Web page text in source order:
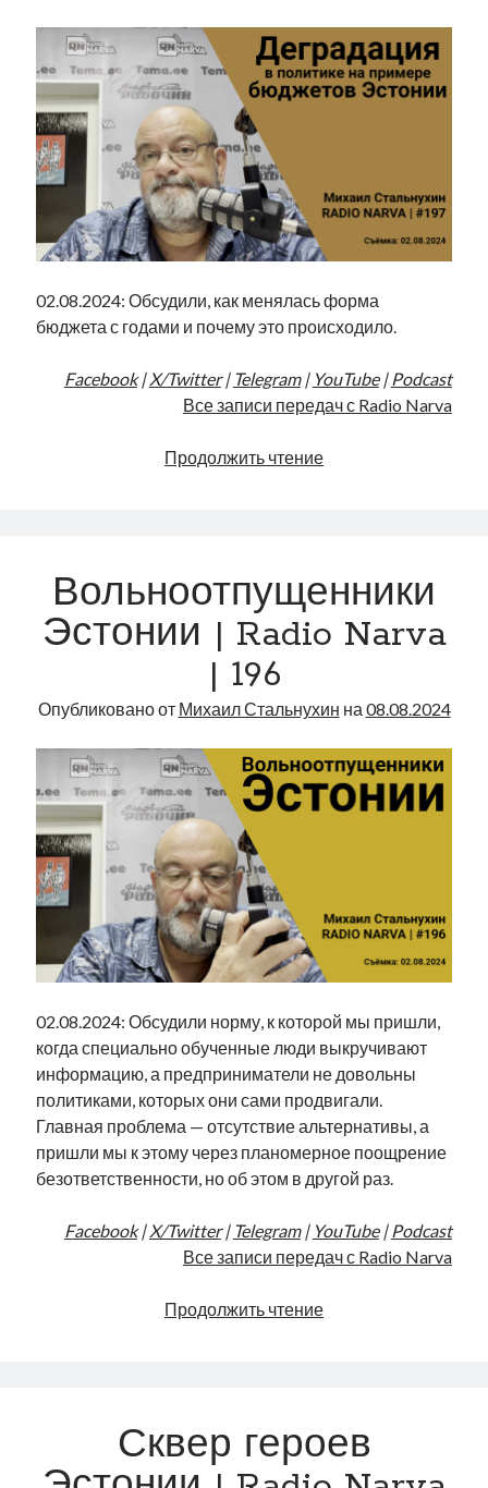
02.08.2024: Обсудили, как менялась форма
бюджета с годами и почему это происходило.
Facebook|X/Twitter| Telegram| YouTube| Podcast
Все записи передач с Radio Narva
Продолжить чтениеДеградация
бюджетов
|
|
197
Вольноотпущенники
Эстонии | Radio Narva
| 196
Опубликовано от Михаил Стальнухин на 08.08.2024
02.08.2024: Обсудили норму, к которой мы пришли,
когда специально обученные люди выкручивают
информацию, а предприниматели не довольны
политиками, которых они сами продвигали.
Главная проблема — отсутствие альтернативы, а
пришли мы к этому через планомерное поощрение
безответственности, но об этом в другой раз.
Facebook| X/Twitter| Telegram| YouTube| Podcast
Все записи передач с Radio Narva
Продолжить чтениеВольноотпущенники
|
Сквер героев